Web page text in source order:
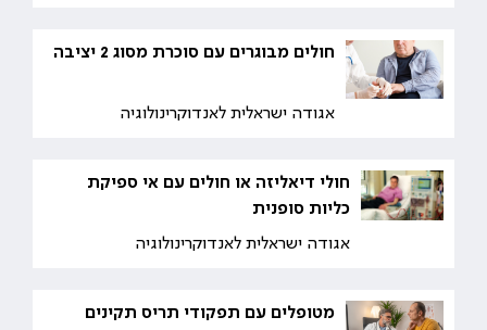
חולים מבוגרים עם סוכרת מסוג 2 יציבה
אגודה ישראלית לאנדוקרינולוגיה
חולי דיאליזה או חולים עם אי ספיקת
כליות סופנית
אגודה ישראלית לאנדוקרינולוגיה
מטופלים עם תפקודי תריס תקינים